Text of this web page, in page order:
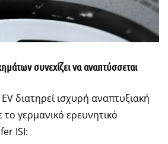
συνεχίζει να αναπτύσσεται
διατηρεί ισχυρή αναπτυξιακή
γερμανικό ερευνητικό
ISI: